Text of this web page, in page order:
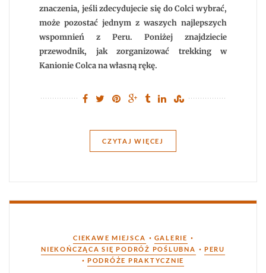
znaczenia, jeśli zdecydujecie się do Colci wybrać,
może pozostać jednym z waszych najlepszych
wspomnień z Peru. Poniżej znajdziecie
przewodnik, jak zorganizować trekking w
Kanionie Colca na własną rękę.
CZYTAJ WIĘCEJ
Kategorie
CIEKAWE MIEJSCA • GALERIE •
NIEKOŃCZĄCA SIĘ PODRÓŻ POŚLUBNA • PERU
• PODRÓŻE PRAKTYCZNIE